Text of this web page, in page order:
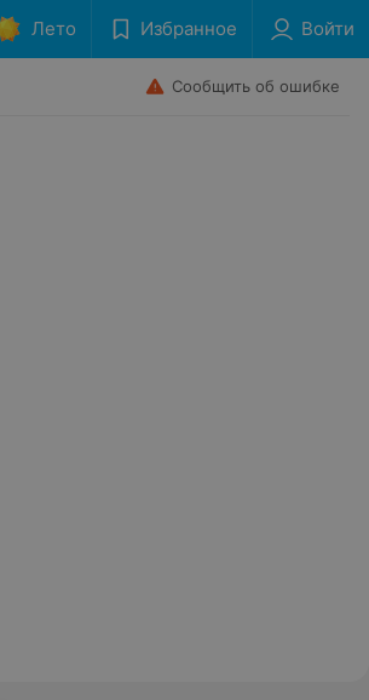
Лето Избранное Войти
Сообщить об ошибке